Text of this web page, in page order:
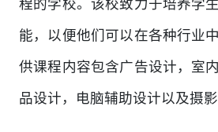
能，以便他们可以在各种行业
供课程内容包含广告设计，室
品设计，电脑辅助设计以及摄影